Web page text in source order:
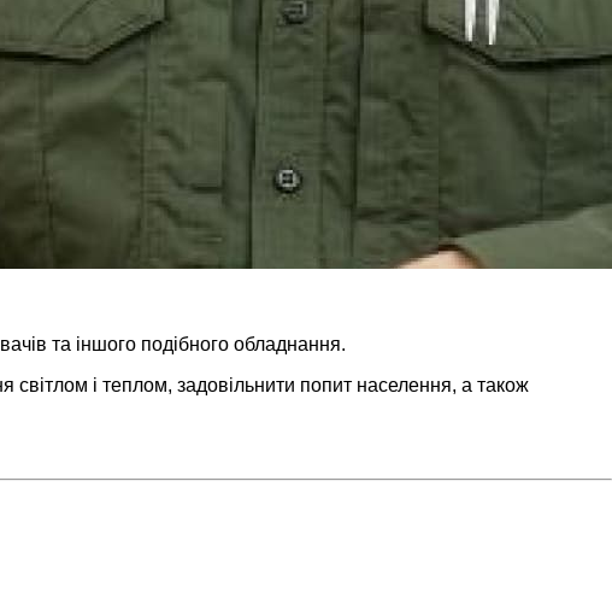
та іншого подібного обладнання.
і теплом, задовільнити попит населення, а також